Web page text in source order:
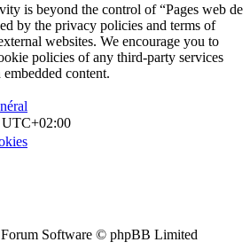
is beyond the control of “Pages web de
by the privacy policies and terms of
websites. We encourage you to
policies of any third-party services
content.
UTC+02:00
Software © phpBB Limited